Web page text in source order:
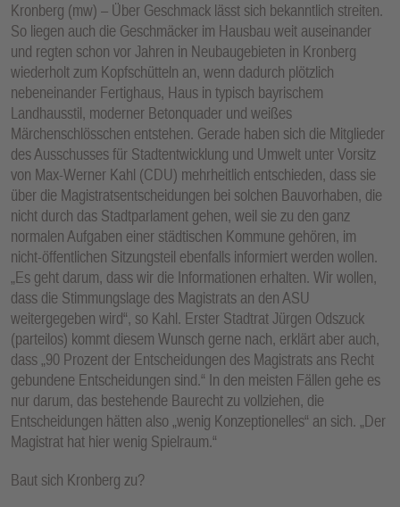
Kronberg (mw) – Über Geschmack lässt sich bekanntlich streiten.
So liegen auch die Geschmäcker im Hausbau weit auseinander
und regten schon vor Jahren in Neubaugebieten in Kronberg
wiederholt zum Kopfschütteln an, wenn dadurch plötzlich
nebeneinander Fertighaus, Haus in typisch bayrischem
Landhausstil, moderner Betonquader und weißes
Märchenschlösschen entstehen. Gerade haben sich die Mitglieder
des Ausschusses für Stadtentwicklung und Umwelt unter Vorsitz
von Max-Werner Kahl (CDU) mehrheitlich entschieden, dass sie
über die Magistratsentscheidungen bei solchen Bauvorhaben, die
nicht durch das Stadtparlament gehen, weil sie zu den ganz
normalen Aufgaben einer städtischen Kommune gehören, im
nicht-öffentlichen Sitzungsteil ebenfalls informiert werden wollen.
„Es geht darum, dass wir die Informationen erhalten. Wir wollen,
dass die Stimmungslage des Magistrats an den ASU
weitergegeben wird“, so Kahl. Erster Stadtrat Jürgen Odszuck
(parteilos) kommt diesem Wunsch gerne nach, erklärt aber auch,
dass „90 Prozent der Entscheidungen des Magistrats ans Recht
gebundene Entscheidungen sind.“ In den meisten Fällen gehe es
nur darum, das bestehende Baurecht zu vollziehen, die
Entscheidungen hätten also „wenig Konzeptionelles“ an sich. „Der
Magistrat hat hier wenig Spielraum.“
Baut sich Kronberg zu?